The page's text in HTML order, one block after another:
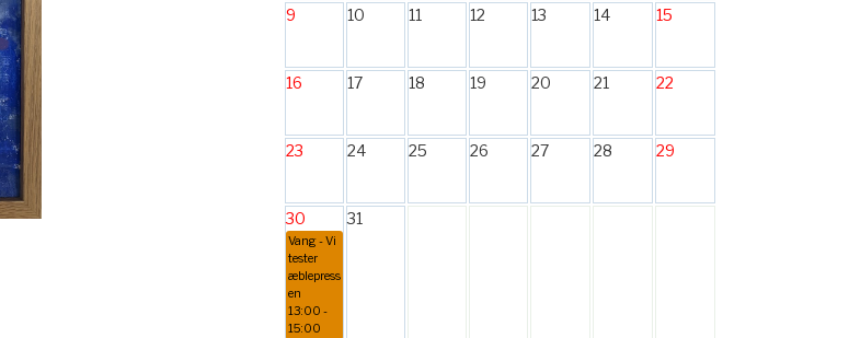
9 10 11 12 13 14 15
16 17 18 19 20 21 22
23 24 25 26 27 28 29
30
Vang - Vi
tester
æblepress
en
13:00 -
15:00
31